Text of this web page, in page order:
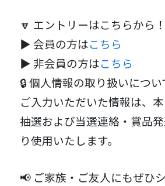
🔽 エントリーはこちらから！
▶ 会員の方はこちら
▶ 非会員の方はこちら
🔒 個人情報の取り扱いについ
ご入力いただいた情報は、
抽選および当選連絡・賞品
り使用いたします。
📢 ご家族・ご友人にもぜひ